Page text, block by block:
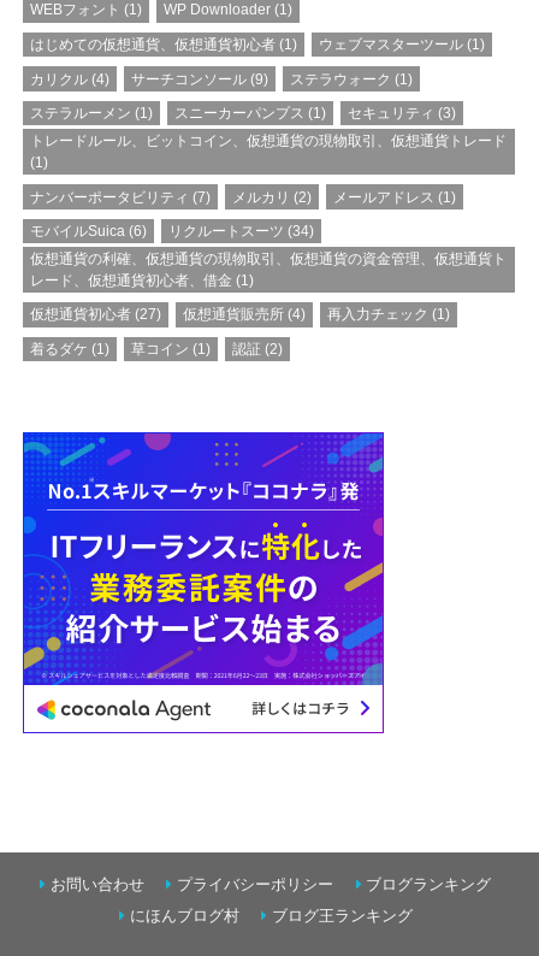
WEBフォント (1) WP Downloader(1)
はじめての仮想通貨、仮想通貨初心者(1) ウェブマスターツール(1)
カリクル(4) サーチコンソール(9) ステラウォーク (1)
ステラルーメン (1) スニーカーパンプス (1) セキュリティ (3)
トレードルール、ビットコイン、仮想通貨の現物取引、仮想通貨トレード
(1)
ナンバーポータビリティ (7) メルカリ (2) メールアドレス (1)
モバイルSuica(6) リクルートスーツ (34)
仮想通貨の利確、仮想通貨の現物取引、仮想通貨の資金管理、仮想通貨ト
レード、仮想通貨初心者、借金 (1)
仮想通貨初心者(27) 仮想通貨販売所(4) 再入力チェック (1)
着るダケ (1) 草コイン (1) 認証 (2)
お問い合わせ プライバシーポリシー
ブログランキング
にほんブログ村
ブログ王ランキング